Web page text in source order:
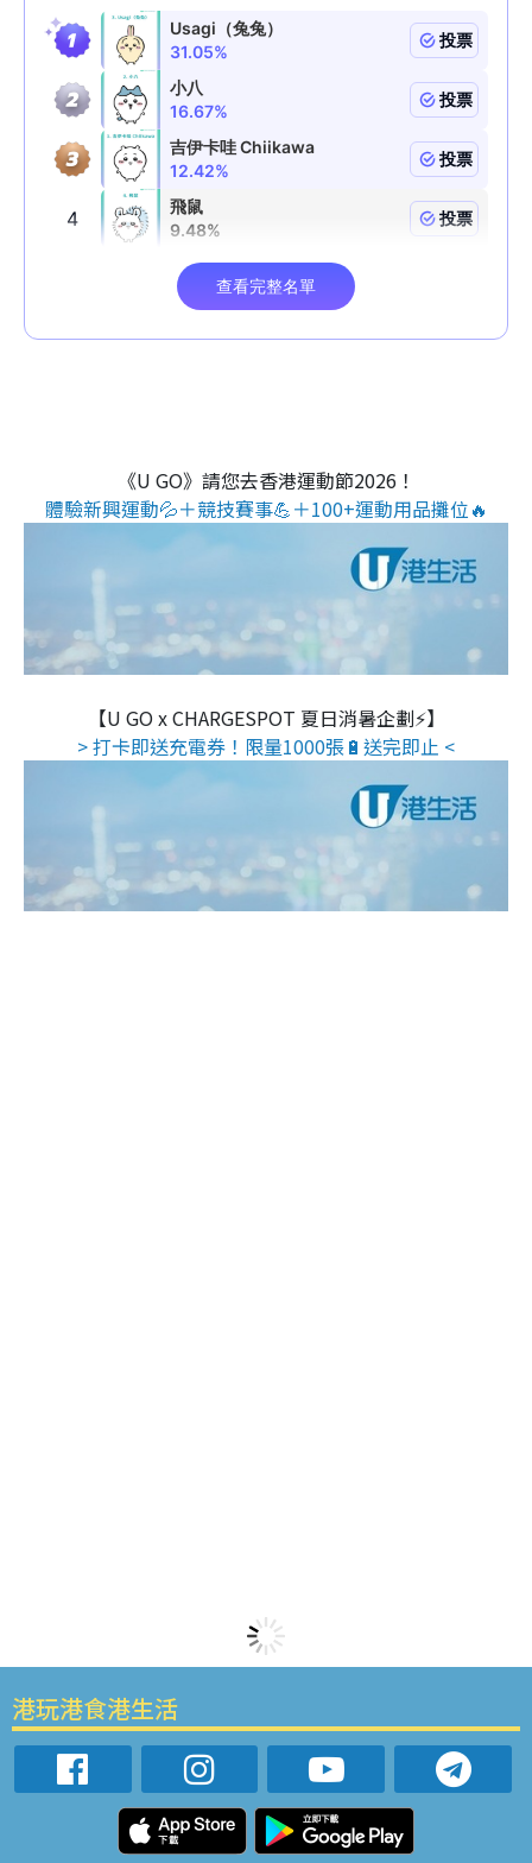
《U GO》請您去香港運動節2026！
體驗新興運動💦＋競技賽事💪＋100+運動用品攤位🔥
【U GO x CHARGESPOT 夏日消暑企劃⚡】
> 打卡即送充電券！限量1000張🔋送完即止 <
港玩港食港生活